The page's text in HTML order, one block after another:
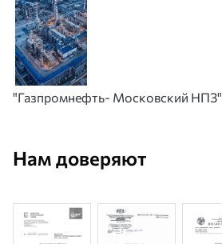
"Газпромнефть- Московский НПЗ"
Нам доверяют